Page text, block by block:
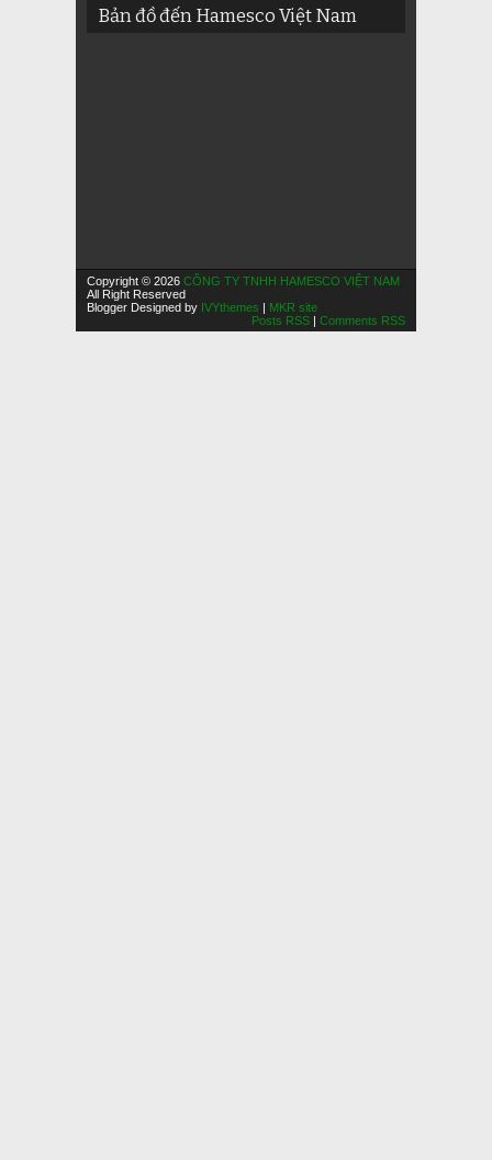
Bản đồ đến Hamesco Việt Nam
Copyright © 2026 CÔNG TY TNHH HAMESCO VIỆT NAM
All Right Reserved
Blogger Designed by IVYthemes | MKR site
Posts RSS | Comments RSS